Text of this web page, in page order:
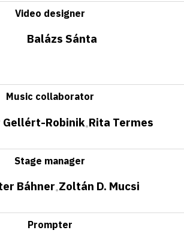
Video designer
Balázs Sánta
Music collaborator
Gellért-Robinik•Rita Termes
Stage manager
Báhner•Zoltán D. Mucsi
Prompter